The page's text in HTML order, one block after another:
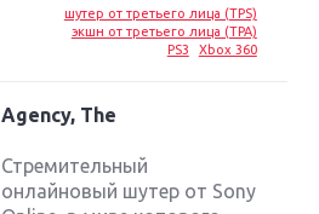
шутер от третьего лица (TPS)
экшн от третьего лица (TPA)
PS3
Xbox 360
Agency, The
Стремительный
онлайновый шутер от Sony